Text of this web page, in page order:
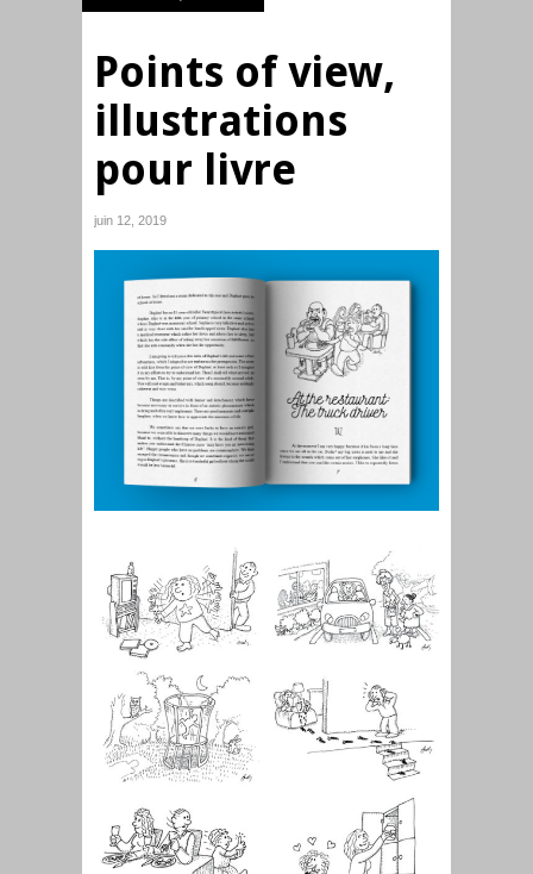
Points of view,
illustrations
pour livre
juin 12, 2019